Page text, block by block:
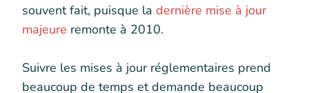
souvent fait, puisque la dernière mise à jour
majeure remonte à 2010.
Suivre les mises à jour réglementaires prend
beaucoup de temps et demande beaucoup